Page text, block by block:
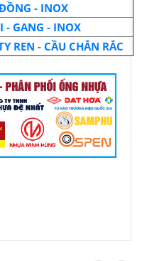
- INOX
- GANG - INOX
REN - CẦU CHẮN RẮC